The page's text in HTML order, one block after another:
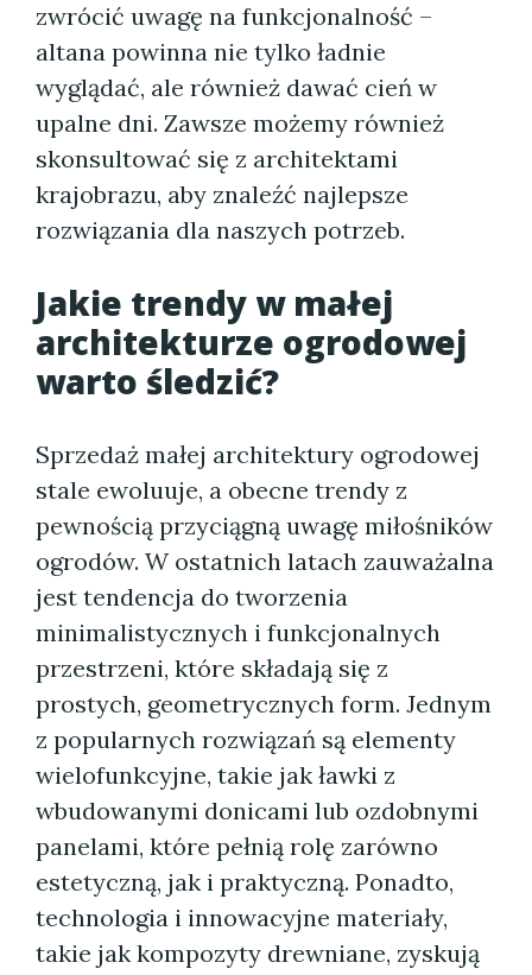
zwrócić uwagę na funkcjonalność –
altana powinna nie tylko ładnie
wyglądać, ale również dawać cień w
upalne dni. Zawsze możemy również
skonsultować się z architektami
krajobrazu, aby znaleźć najlepsze
rozwiązania dla naszych potrzeb.
Jakie trendy w małej
architekturze ogrodowej
warto śledzić?
Sprzedaż małej architektury ogrodowej
stale ewoluuje, a obecne trendy z
pewnością przyciągną uwagę miłośników
ogrodów. W ostatnich latach zauważalna
jest tendencja do tworzenia
minimalistycznych i funkcjonalnych
przestrzeni, które składają się z
prostych, geometrycznych form. Jednym
z popularnych rozwiązań są elementy
wielofunkcyjne, takie jak ławki z
wbudowanymi donicami lub ozdobnymi
panelami, które pełnią rolę zarówno
estetyczną, jak i praktyczną. Ponadto,
technologia i innowacyjne materiały,
takie jak kompozyty drewniane, zyskują